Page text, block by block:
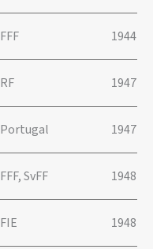
FFF 1944
RF 1947
Portugal 1947
FFF, SvFF 1948
FIE 1948